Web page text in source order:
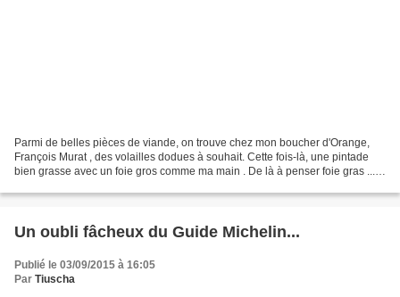
Parmi de belles pièces de viande, on trouve chez mon boucher d'Orange,
François Murat , des volailles dodues à souhait. Cette fois-là, une pintade
bien grasse avec un foie gros comme ma main . De là à penser foie gras ...
Un oubli fâcheux du Guide Michelin...
Publié le 03/09/2015 à 16:05
Par Tiuscha